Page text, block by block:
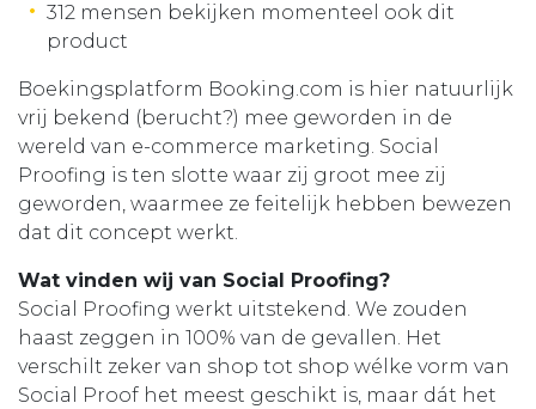
312 mensen bekijken momenteel ook dit
product
Boekingsplatform Booking.com is hier natuurlijk
vrij bekend (berucht?) mee geworden in de
wereld van e-commerce marketing. Social
Proofing is ten slotte waar zij groot mee zij
geworden, waarmee ze feitelijk hebben bewezen
dat dit concept werkt.
Wat vinden wij van Social Proofing?
Social Proofing werkt uitstekend. We zouden
haast zeggen in 100% van de gevallen. Het
verschilt zeker van shop tot shop wélke vorm van
Social Proof het meest geschikt is, maar dát het